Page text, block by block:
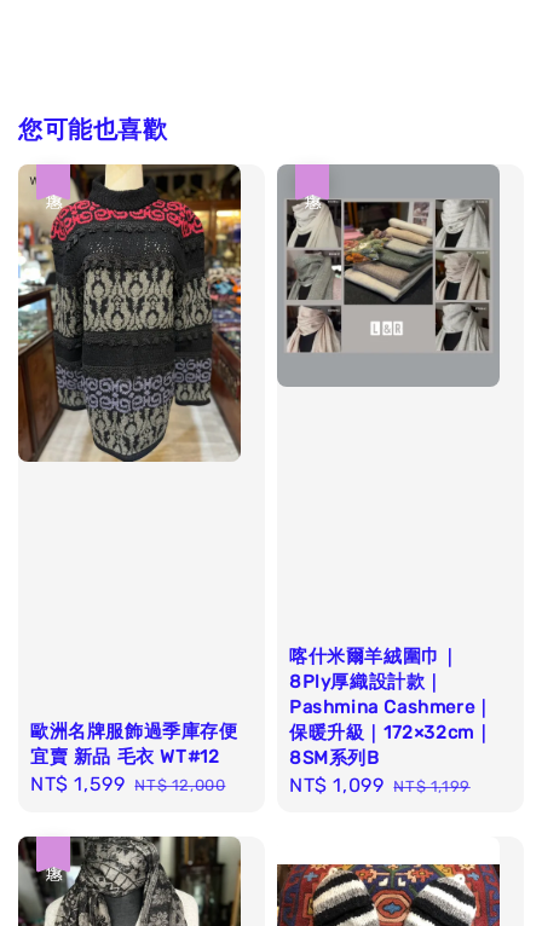
您可能也喜歡
歐洲名牌服飾過季庫存便
宜賣 新品 毛衣 WT#12
Sale
NT$ 1,599 Regular
NT$ 12,000
喀什米爾羊絨圍巾｜
8Ply厚織設計款｜
Pashmina Cashmere｜
保暖升級｜172×32cm｜
8SM系列B
Sale
NT$ 1,099 Regular
NT$ 1,199